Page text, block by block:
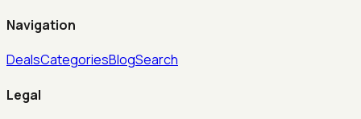
Navigation
DealsCategoriesBlogSearch
Legal